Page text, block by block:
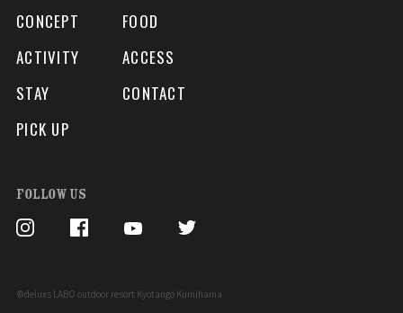
CONCEPT
ACTIVITY
STAY
PICK UP
FOOD
ACCESS
CONTACT
FOLLOW US
©deluxs LABO outdoor resort Kyotango Kumihama